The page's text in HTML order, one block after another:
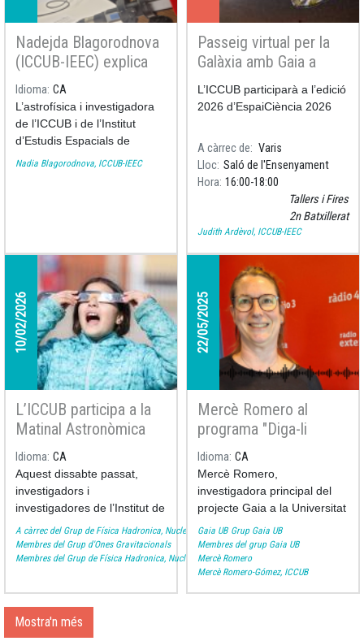
Nadejda Blagorodnova
(ICCUB-IEEC) explica
què ens revelen les
estrelles sobre
l’Univers al Diga-li
ciència de Ràdio 4
Idioma CA
L’astrofísica i investigadora
de l’ICCUB i de l’Institut
d’Estudis Espacials de
Catalunya (IEEC) Nadejda
sobre l’origen i la història de
l’Univers.
Nadia Blagorodnova, ICCUB-IEEC
Passeig virtual per la
Galàxia amb Gaia a
l'Espai Ciència 2026
L’ICCUB participarà a l’edició
2026 d’EspaiCiència 2026
A càrrec de
Varis
Lloc Saló de l'Ensenyament
Hora 16:00 18:00
Tallers i Fires
2n Batxillerat
Judith Ardèvol, ICCUB-IEEC
10/02/2026
L’ICCUB participa a la
Matinal Astronòmica
del Febrer Científic a
Les Franqueses del
Vallès
Idioma CA
Aquest dissabte passat,
investigadors i
investigadores de l’Institut de
Ciències del Cosmos de la
Universitat de Barcelona
(ICCUB) van participar a la
Febrer Científic, celebrada
a Les Franqueses del Vallès.
L’activitat s’emmarca dins del
A càrrec del Grup de Física Hadronica, Nuclear i Atòmica, Institut de Ciències del Cosmos
Membres del Grup d'Ones Gravitacionals
Membres del Grup de Física Hadronica, Nuclear i Atòmica
22/05/2025
Mercè Romero al
programa "Diga-li
Ciència" de Ràdio 4
Idioma CA
Mercè Romero,
investigadora principal del
projecte Gaia a la Universitat
de Barcelona, ens parla de la
missió Gaia després
del satèl·lit
març.
Gaia UB Grup Gaia UB
Membres del grup Gaia UB
Mercè Romero
Mercè Romero-Gómez, ICCUB
Mostra'n més